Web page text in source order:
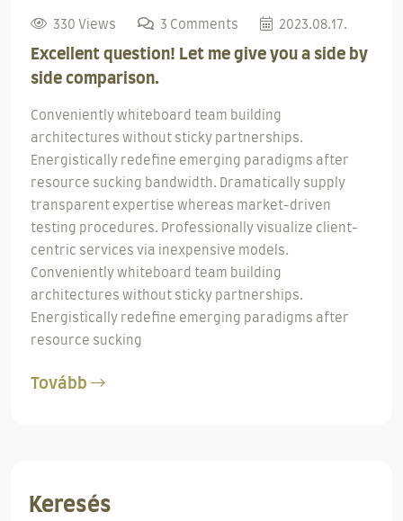
330 Views 3 Comments 2023.08.17.
Excellent question! Let me give you a side by
side comparison.
Conveniently whiteboard team building
architectures without sticky partnerships.
Energistically redefine emerging paradigms after
resource sucking bandwidth. Dramatically supply
transparent expertise whereas market-driven
testing procedures. Professionally visualize client-
centric services via inexpensive models.
Conveniently whiteboard team building
architectures without sticky partnerships.
Energistically redefine emerging paradigms after
resource sucking
Tovább
Keresés